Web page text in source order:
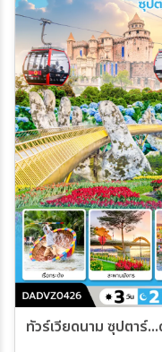
ทัวร์เวียดนาม ซุปตาร์